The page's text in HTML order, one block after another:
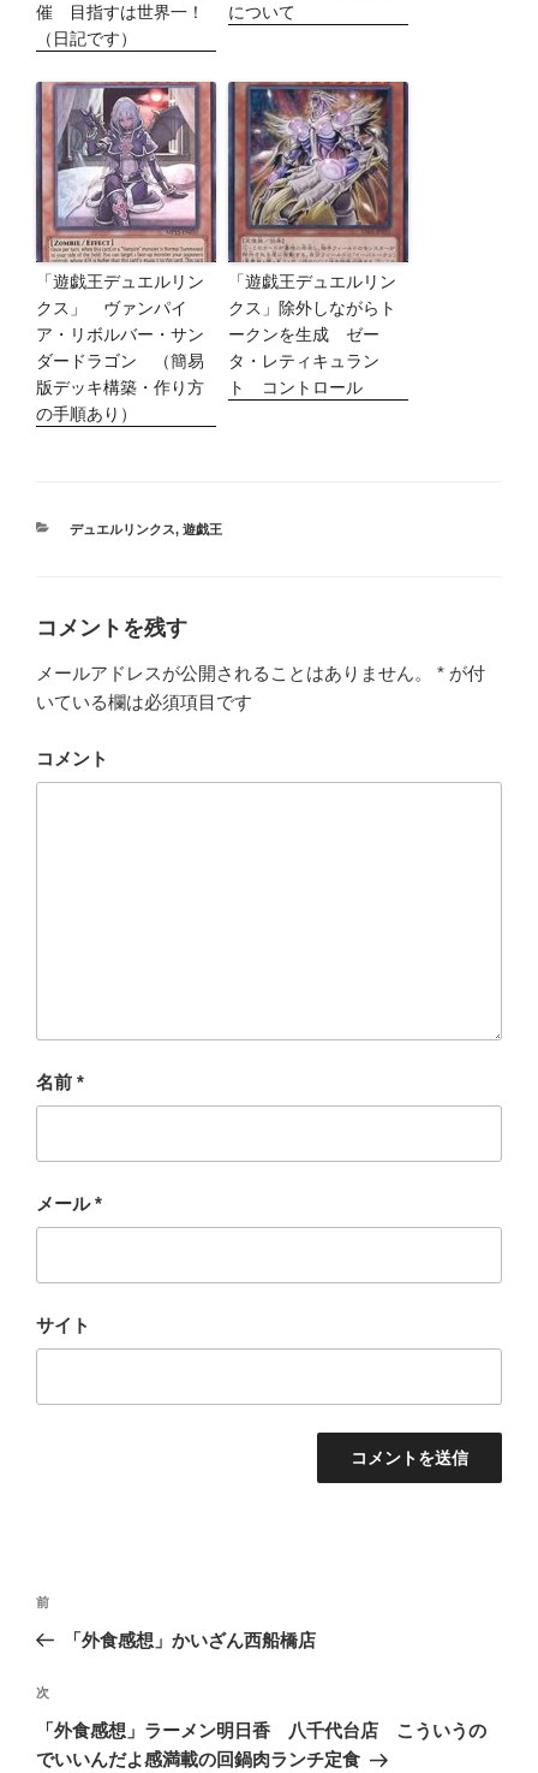
催 目指すは世界一！
（日記です）
について
「遊戯王デュエルリン
クス」 ヴァンパイ
ア・リボルバー・サン
ダードラゴン （簡易
版デッキ構築・作り方
の手順あり）
「遊戯王デュエルリン
クス」除外しながらト
ークンを生成 ゼー
タ・レティキュラン
ト コントロール
カ
ー
デュエルリンクス, 遊戯王
コメントを残す
メールアドレスが公開されることはありません。 * が付
いている欄は必須項目です
コメント
名前 *
メール*
サイト
投
ビ
ゲ
ー
過
去
投
稿
前
「外食感想」かいざん西船橋店
次
の
投
次
「外食感想」ラーメン明日香 八千代台店 こういうの
でいいんだよ感満載の回鍋肉ランチ定食